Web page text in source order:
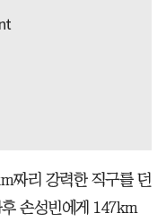
짜리 강력한 직구를 던
손성빈에게 147km